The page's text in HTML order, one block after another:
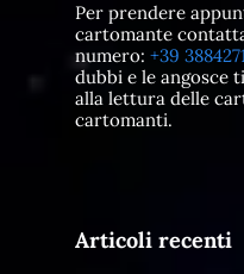
Per prendere
cartomante
numero: +39
dubbi e le angosce
alla lettura delle
cartomanti.
Articoli recenti